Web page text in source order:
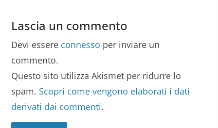
Lascia un commento
Devi essere connesso per inviare un
commento.
Questo sito utilizza Akismet per ridurre lo
spam. Scopri come vengono elaborati i dati
derivati dai commenti.